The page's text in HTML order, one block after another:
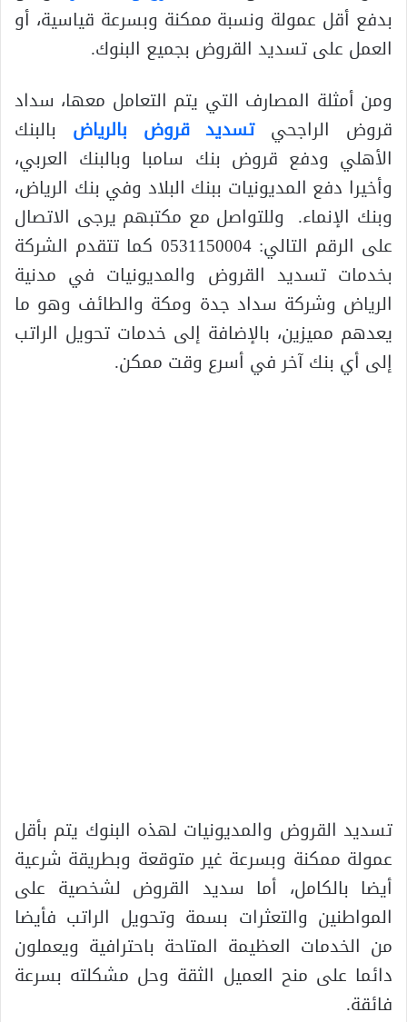
بدفع أقل عمولة ونسبة ممكنة وبسرعة قياسية، أو
العمل على تسديد القروض بجميع البنوك.
ومن أمثلة المصارف التي يتم التعامل معها، سداد
قروض الراجحيتسديد قروض بالرياض بالبنك
الأهلي ودفع قروض بنك سامبا وبالبنك العربي،
وأخيرا دفع المديونيات ببنك البلاد وفي بنك الرياض،
وبنك الإنماء. وللتواصل مع مكتبهم يرجى الاتصال
على الرقم التالي: 0531150004 كما تتقدم الشركة
بخدمات تسديد القروض والمديونيات في مدنية
الرياض وشركة سداد جدة ومكة والطائف وهو ما
يعدهم مميزين، بالإضافة إلى خدمات تحويل الراتب
إلى أي بنك آخر في أسرع وقت ممكن.
تسديد القروض والمديونيات لهذه البنوك يتم بأقل
عمولة ممكنة وبسرعة غير متوقعة وبطريقة شرعية
أيضا بالكامل، أما سديد القروض لشخصية على
المواطنين والتعثرات بسمة وتحويل الراتب فأيضا
من الخدمات العظيمة المتاحة باحترافية ويعملون
دائما على منح العميل الثقة وحل مشكلته بسرعة
فائقة.